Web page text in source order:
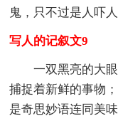
鬼，只不过是人吓人
写人的记叙文9
一双黑亮的大眼
捕捉着新鲜的事物
是奇思妙语连同美